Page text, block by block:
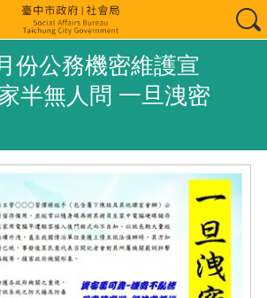
份公務機密維護宣
半無人問 一旦洩密